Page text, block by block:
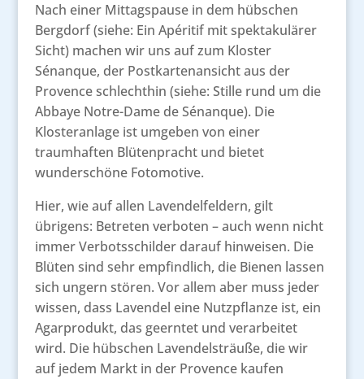
Nach einer Mittagspause in dem hübschen
Bergdorf (siehe: Ein Apéritif mit spektakulärer
Sicht) machen wir uns auf zum Kloster
Sénanque, der Postkartenansicht aus der
Provence schlechthin (siehe: Stille rund um die
Abbaye Notre-Dame de Sénanque). Die
Klosteranlage ist umgeben von einer
traumhaften Blütenpracht und bietet
wunderschöne Fotomotive.
Hier, wie auf allen Lavendelfeldern, gilt
übrigens: Betreten verboten – auch wenn nicht
immer Verbotsschilder darauf hinweisen. Die
Blüten sind sehr empfindlich, die Bienen lassen
sich ungern stören. Vor allem aber muss jeder
wissen, dass Lavendel eine Nutzpflanze ist, ein
Agarprodukt, das geerntet und verarbeitet
wird. Die hübschen Lavendelsträuße, die wir
auf jedem Markt in der Provence kaufen